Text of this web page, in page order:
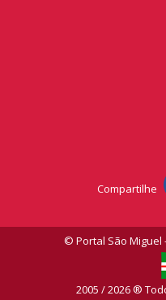
Compartilhe
© Portal São Miguel
2005 / 2026 ®